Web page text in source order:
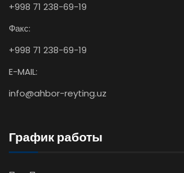
+998 71 238-69-19
Факс:
+998 71 238-69-19
E-MAIL:
info@ahbor-reyting.uz
График работы